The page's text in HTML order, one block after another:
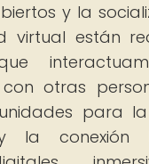
y la
virtual están
otras
para
la conexión